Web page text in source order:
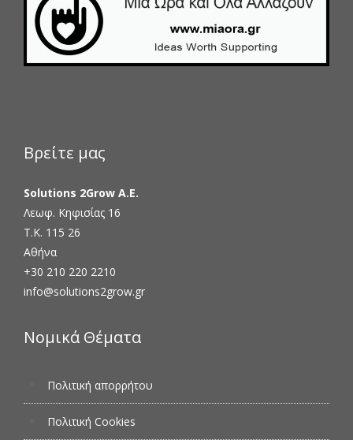
Βρείτε μας
Solutions 2Grow Α.Ε.
Λεωφ. Κηφισίας 16
Τ.Κ. 115 26
Αθήνα
+30 210 220 2210
info@solutions2grow.gr
Νομικά Θέματα
Πολιτική απορρήτου
Πολιτική Cookies